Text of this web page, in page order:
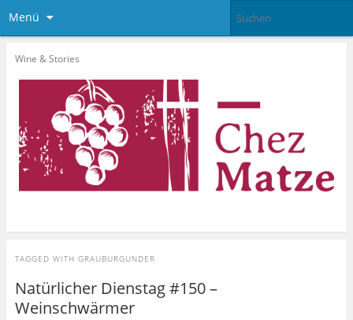
Menü
Wine & Stories
TAGGED WITH GRAUBURGUNDER
Natürlicher Dienstag #150 –
Weinschwärmer